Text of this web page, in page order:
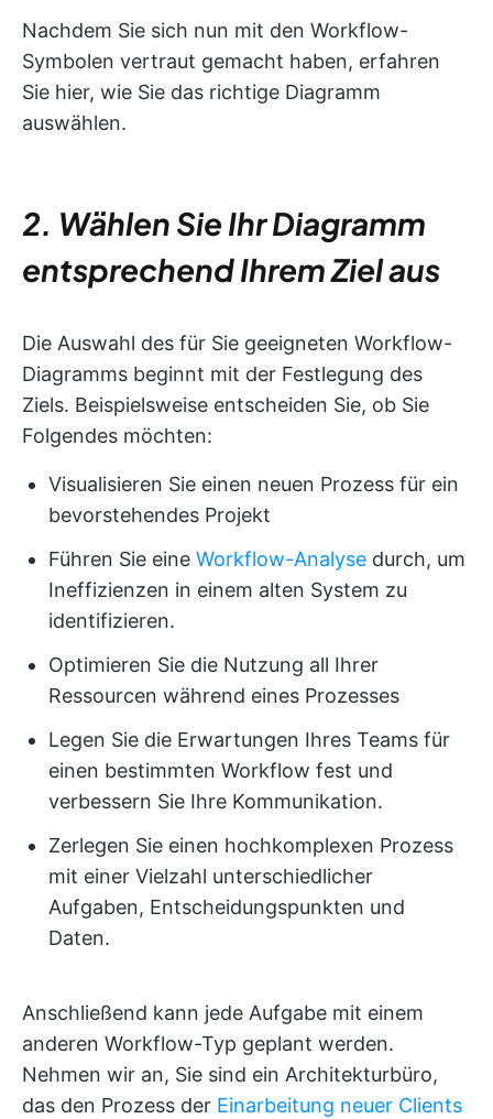
Nachdem Sie sich nun mit den Workflow-
Symbolen vertraut gemacht haben, erfahren
Sie hier, wie Sie das richtige Diagramm
auswählen.
2. Wählen Sie Ihr Diagramm
entsprechend Ihrem Ziel aus
Die Auswahl des für Sie geeigneten Workflow-
Diagramms beginnt mit der Festlegung des
Ziels. Beispielsweise entscheiden Sie, ob Sie
Folgendes möchten:
Visualisieren Sie einen neuen Prozess für ein
bevorstehendes Projekt
Führen Sie eine Workflow-Analyse durch, um
Ineffizienzen in einem alten System zu
identifizieren.
Optimieren Sie die Nutzung all Ihrer
Ressourcen während eines Prozesses
Legen Sie die Erwartungen Ihres Teams für
einen bestimmten Workflow fest und
verbessern Sie Ihre Kommunikation.
Zerlegen Sie einen hochkomplexen Prozess
mit einer Vielzahl unterschiedlicher
Aufgaben, Entscheidungspunkten und
Daten.
Anschließend kann jede Aufgabe mit einem
anderen Workflow-Typ geplant werden.
Nehmen wir an, Sie sind ein Architekturbüro,
das den Prozess der Einarbeitung neuer Clients